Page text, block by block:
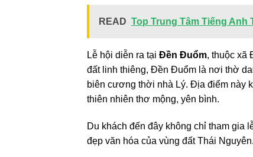
READ Top Trung Tâm Tiếng Anh
Lễ hội diễn ra tại Đền Đuổm, thuộc xã
đất linh thiêng, Đền Đuổm là nơi thờ
biên cương thời nhà Lý. Địa điểm này
thiên nhiên thơ mộng, yên bình.
Du khách đến đây không chỉ tham gia
đẹp văn hóa của vùng đất Thái Nguyên.